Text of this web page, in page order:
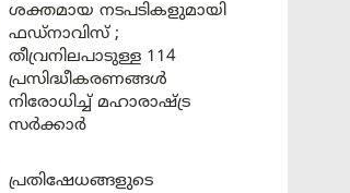
ശക്തമായ നടപടികളുമായി
ഫഡ്നാവിസ് ;
തീവ്രനിലപാടുള്ള 114
പ്രസിദ്ധീകരണങ്ങൾ
നിരോധിച്ച് മഹാരാഷ്ട്ര
സർക്കാർ
പ്രതിഷേധങ്ങളുടെ